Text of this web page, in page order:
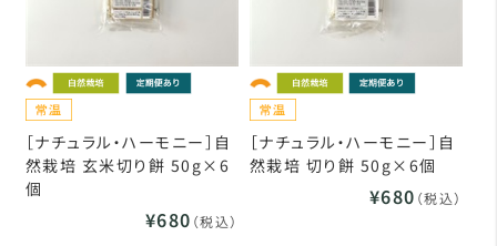
［ナチュラル・ハーモニー］自
然栽培 玄米切り餅 50g×6
個
¥680 （税込）
［ナチュラル・ハーモニー］自
然栽培 切り餅 50g×6個
¥680 （税込）